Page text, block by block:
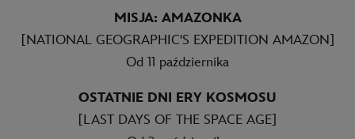
MISJA: AMAZONKA
[NATIONAL GEOGRAPHIC'S EXPEDITION AMAZON]
Od 11 października
OSTATNIE DNI ERY KOSMOSU
[LAST DAYS OF THE SPACE AGE]